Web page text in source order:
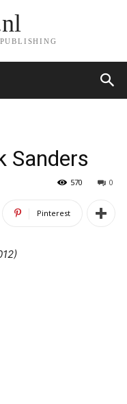
Sanders
0
570
Pinterest